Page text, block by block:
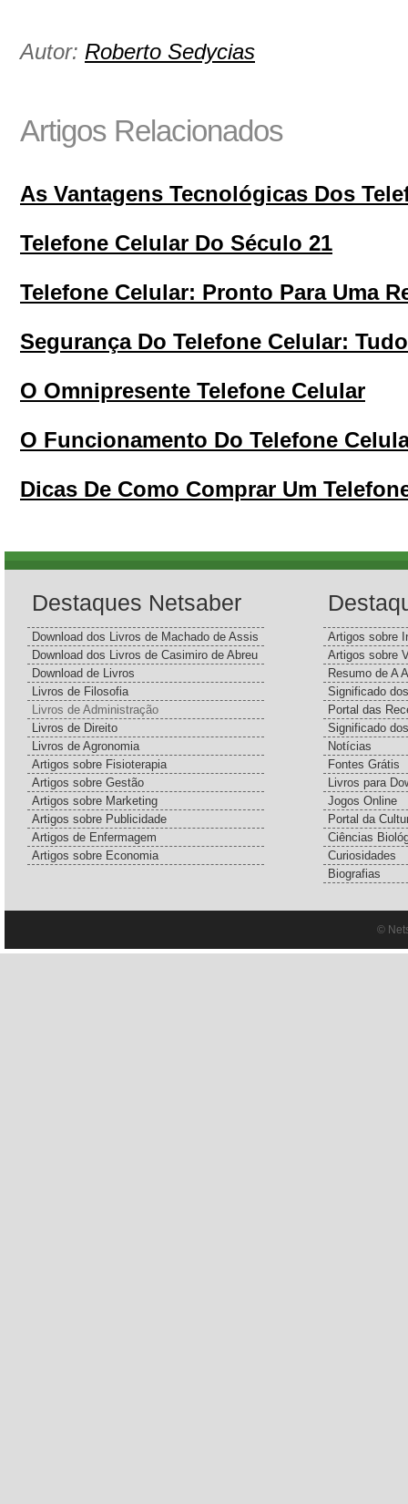
Autor: Roberto Sedycias
Artigos Relacionados
As Vantagens Tecnológicas Dos
Telefone Celular Do Século 21
Telefone Celular: Pronto Para Uma
Segurança Do Telefone Celular:
O Omnipresente Telefone Celular
O Funcionamento Do Telefone
Dicas De Como Comprar Um
Destaques Netsaber
Download dos Livros de Machado de Assis
Download dos Livros de Casimiro de Abreu
Download de Livros
Livros de Filosofia
Livros de Administração
Livros de Direito
Livros de Agronomia
Artigos sobre Fisioterapia
Artigos sobre Gestão
Artigos sobre Marketing
Artigos sobre Publicidade
Artigos de Enfermagem
Artigos sobre Economia
Artigos sobre
Artigos sobre
Resumo de A
Significado
Portal das
Significado
Notícias
Fontes Grátis
Livros para
Jogos Online
Portal da
Ciências
Curiosidades
Biografias
©